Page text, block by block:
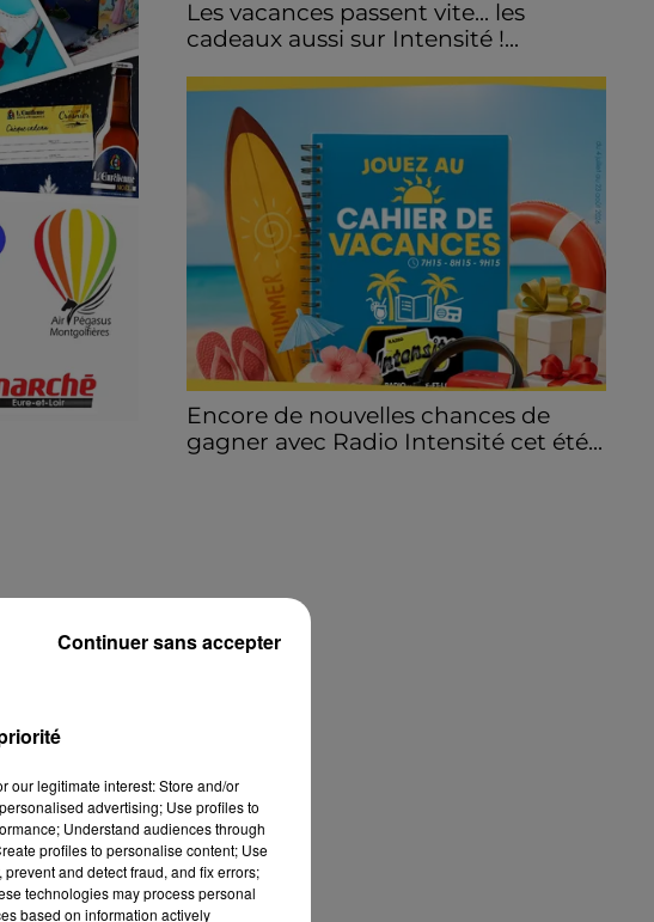
au sort de l'un
Les vacances passent vite... les
cadeaux aussi sur Intensité !...
Encore de nouvelles chances de
gagner avec Radio Intensité cet été...
our legitimate interest: Store and/or
advertising; Use profiles to
Understand audiences through
profiles to personalise content; Use
and detect fraud, and fix errors;
technologies may process personal
based on information actively
Continuer sans accepter